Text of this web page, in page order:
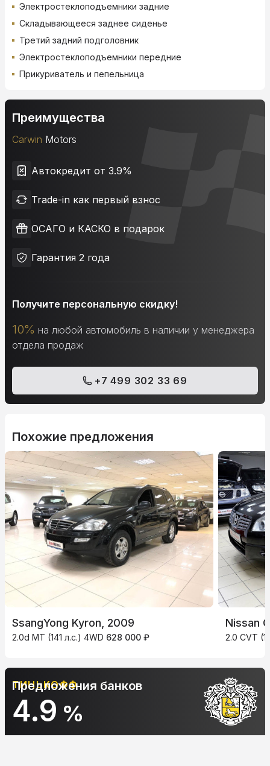
Электростеклоподъемники задние
Складывающееся заднее сиденье
Третий задний подголовник
Электростеклоподъемники передние
Прикуриватель и пепельница
Преимущества
Carwin Motors
Автокредит от 3.9%
Trade-in как первый взнос
ОСАГО и КАСКО в подарок
Гарантия 2 года
Получите персональную скидку!
10% на любой автомобиль в наличии у менеджера
отдела продаж
+7 499 302 33 69
Похожие предложения
SsangYong Kyron, 2009
2.0d MT (141 л.с.) 4WD 628 000 ₽
Nissan
2.0 CVT
%
АЛЬФА-
Предложения банков